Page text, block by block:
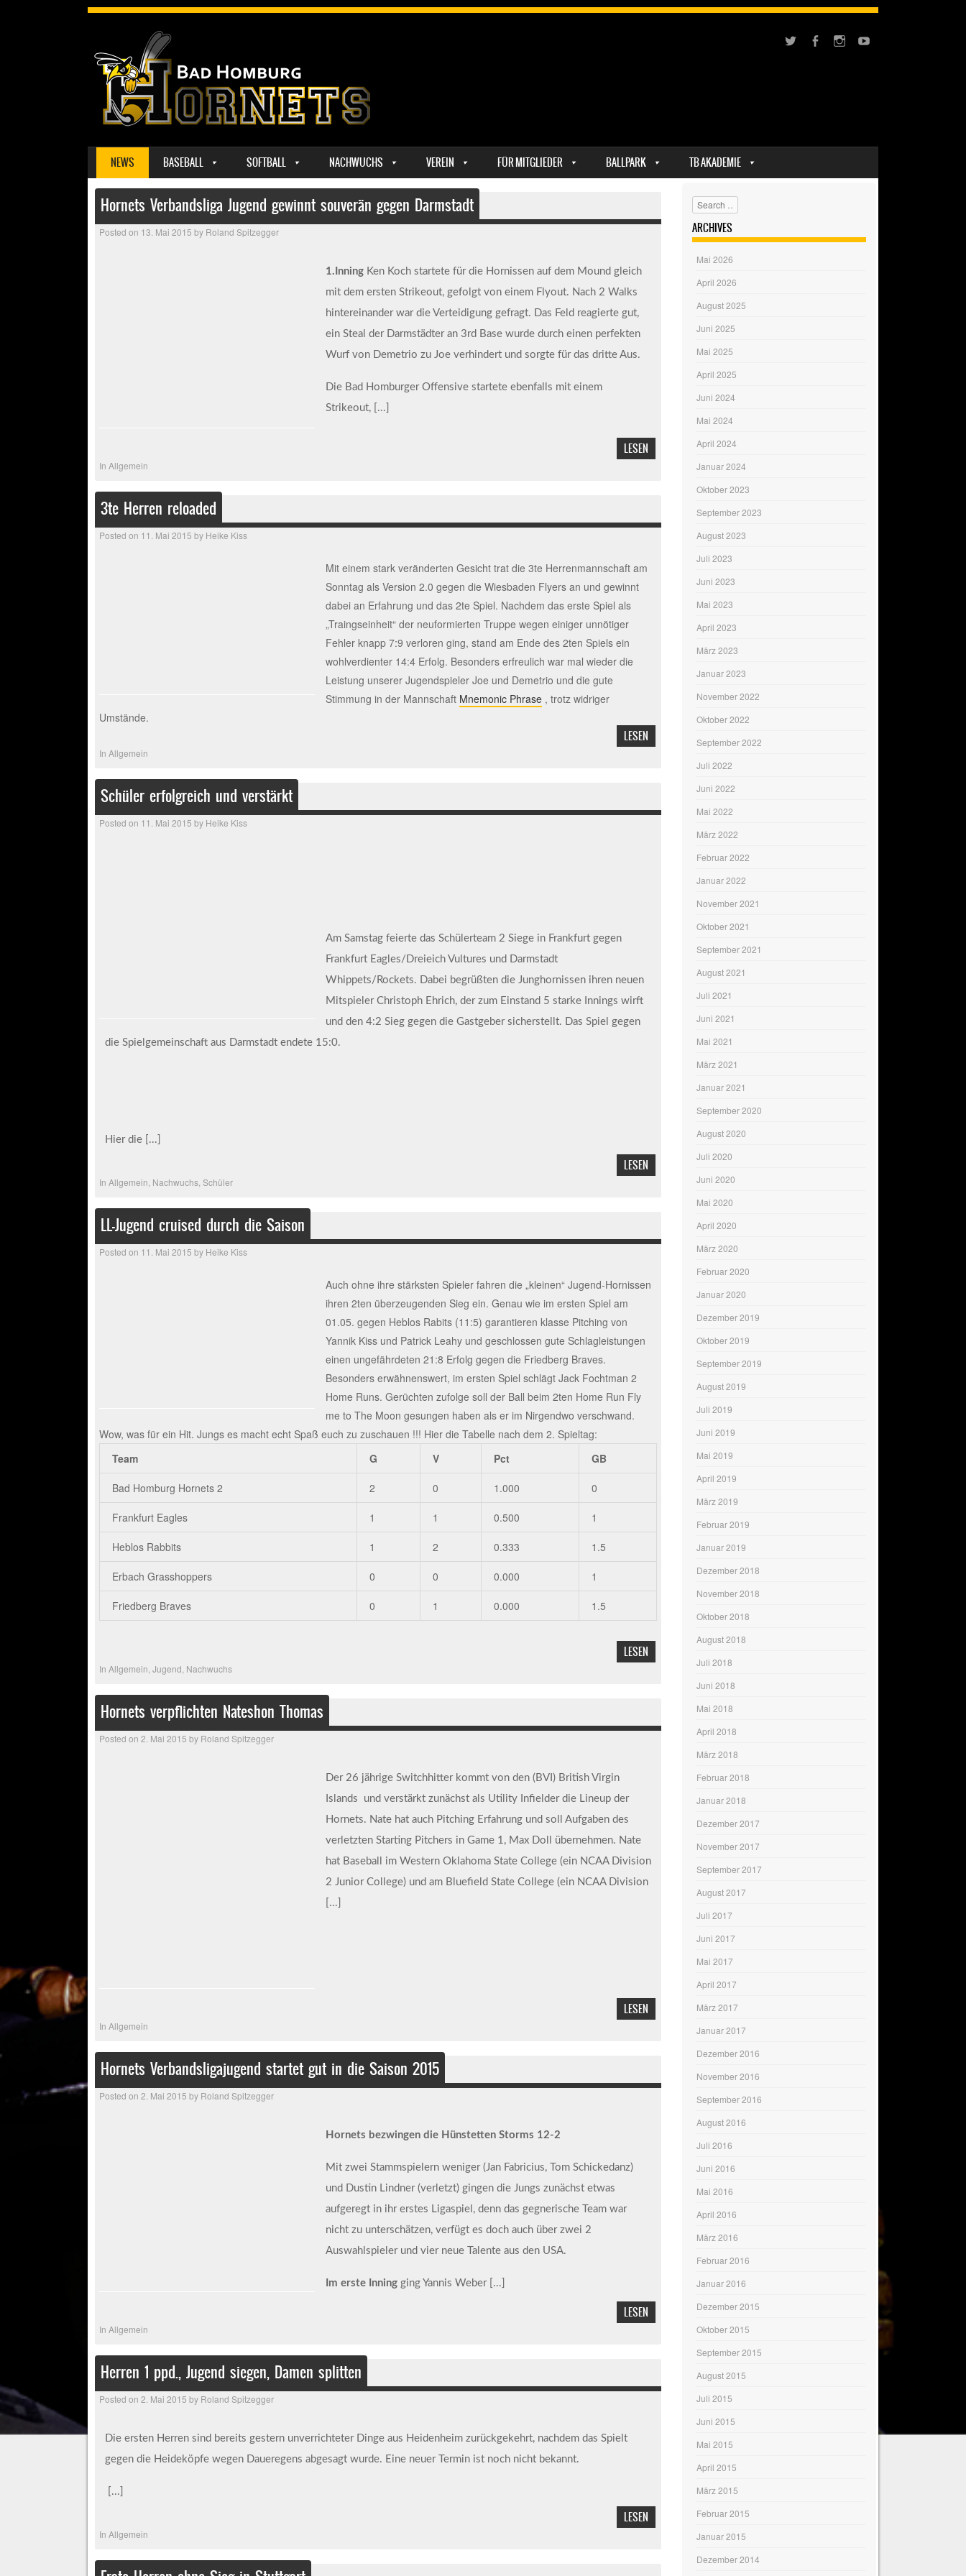
MENU
SKIP TO CONTENT
NEWS BASEBALL SOFTBALL NACHWUCHS VEREIN FÜR MITGLIEDER BALLPARK TB AKADEMIE
Hornets Verbandsliga Jugend gewinnt souverän gegen Darmstadt
Posted on 13. Mai 2015 by Roland Spitzegger
1.Inning Ken Koch startete für die Hornissen auf dem Mound gleich
mit dem ersten Strikeout, gefolgt von einem Flyout. Nach 2 Walks
hintereinander war die Verteidigung gefragt. Das Feld reagierte gut,
ein Steal der Darmstädter an 3rd Base wurde durch einen perfekten
Wurf von Demetrio zu Joe verhindert und sorgte für das dritte Aus.
Die Bad Homburger Offensive startete ebenfalls mit einem
Strikeout,
[...]
LESEN
In Allgemein
3te Herren reloaded
Posted on 11. Mai 2015 by Heike Kiss
Mit einem stark veränderten Gesicht trat die 3te Herrenmannschaft am
Sonntag als Version 2.0 gegen die Wiesbaden Flyers an und gewinnt
dabei an Erfahrung und das 2te Spiel. Nachdem das erste Spiel als
„Traingseinheit“ der neuformierten Truppe wegen einiger unnötiger
Fehler knapp 7:9 verloren ging, stand am Ende des 2ten Spiels ein
wohlverdienter 14:4 Erfolg. Besonders erfreulich war mal wieder die
Leistung unserer Jugendspieler Joe und Demetrio und die gute
Stimmung in der Mannschaft Mnemonic Phrase, trotz widriger
Umstände.
LESEN
In Allgemein
Schüler erfolgreich und verstärkt
Posted on 11. Mai 2015 by Heike Kiss
Am Samstag feierte das Schülerteam 2 Siege in Frankfurt gegen
Frankfurt Eagles/Dreieich Vultures und Darmstadt
Whippets/Rockets. Dabei begrüßten die Junghornissen ihren neuen
Mitspieler Christoph Ehrich, der zum Einstand 5 starke Innings wirft
und den 4:2 Sieg gegen die Gastgeber sicherstellt. Das Spiel gegen
die Spielgemeinschaft aus Darmstadt endete 15:0.
Hier die [...]
LESEN
In Allgemein Nachwuchs, Schüler
LL-Jugend cruised durch die Saison
Posted on 11. Mai 2015 by Heike Kiss
Auch ohne ihre stärksten Spieler fahren die „kleinen“ Jugend-Hornissen
ihren 2ten überzeugenden Sieg ein. Genau wie im ersten Spiel am
01.05. gegen Heblos Rabits (11:5) garantieren klasse Pitching von
Yannik Kiss und Patrick Leahy und geschlossen gute Schlagleistungen
einen ungefährdeten 21:8 Erfolg gegen die Friedberg Braves.
Besonders erwähnenswert, im ersten Spiel schlägt Jack Fochtman 2
Home Runs. Gerüchten zufolge soll der Ball beim 2ten Home Run Fly
me to The Moon gesungen haben als er im Nirgendwo verschwand.
Wow, was für ein Hit. Jungs es macht echt Spaß euch zu zuschauen !!! Hier die Tabelle nach dem 2. Spieltag:
Team
G V Pct GB
Bad Homburg Hornets 2 2 0 1.000 0
Frankfurt Eagles 1 1 0.500 1
Heblos Rabbits 1 2 0.333 1.5
Erbach Grasshoppers 0 0 0.000 1
Friedberg Braves 0 1 0.000 1.5
LESEN
In Allgemein Jugend Nachwuchs
Hornets verpflichten Nateshon Thomas
Posted on 2. Mai 2015 by Roland Spitzegger
Der 26 jährige Switchhitter kommt von den (BVI) British Virgin
Islands und verstärkt zunächst als Utility Infielder die Lineup der
Hornets. Nate hat auch Pitching Erfahrung und soll Aufgaben des
verletzten Starting Pitchers in Game 1, Max Doll übernehmen. Nate
hat Baseball im Western Oklahoma State College (ein NCAA Division
2 Junior College) und am Bluefield State College (ein NCAA Division
[...]
LESEN
In Allgemein
Hornets Verbandsligajugend startet gut in die Saison 2015
Posted on 2. Mai 2015 by Roland Spitzegger
Hornets bezwingen die Hünstetten Storms 12-2
Mit zwei Stammspielern weniger (Jan Fabricius, Tom Schickedanz)
und Dustin Lindner (verletzt) gingen die Jungs zunächst etwas
aufgeregt in ihr erstes Ligaspiel, denn das gegnerische Team war
nicht zu unterschätzen, verfügt es doch auch über zwei 2
Auswahlspieler und vier neue Talente aus den USA.
Im erste Inningging Yannis Weber [...]
LESEN
In Allgemein
Herren 1 ppd., Jugend siegen, Damen splitten
Posted on 2. Mai 2015 by Roland Spitzegger
Die ersten Herren sind bereits gestern unverrichteter Dinge aus Heidenheim zurückgekehrt, nachdem das Spielt
gegen die Heideköpfe wegen Daueregens abgesagt wurde. Eine neuer Termin ist noch nicht bekannt.
[...]
LESEN
In Allgemein
Search
ARCHIVES
Mai 2026
April 2026
August 2025
Juni 2025
Mai 2025
April 2025
Juni 2024
Mai 2024
April 2024
Januar 2024
Oktober 2023
September 2023
August 2023
Juli 2023
Juni 2023
Mai 2023
April 2023
März 2023
Januar 2023
November 2022
Oktober 2022
September 2022
Juli 2022
Juni 2022
Mai 2022
März 2022
Februar 2022
Januar 2022
November 2021
Oktober 2021
September 2021
August 2021
Juli 2021
Juni 2021
Mai 2021
März 2021
Januar 2021
September 2020
August 2020
Juli 2020
Juni 2020
Mai 2020
April 2020
März 2020
Februar 2020
Januar 2020
Dezember 2019
Oktober 2019
September 2019
August 2019
Juli 2019
Juni 2019
Mai 2019
April 2019
März 2019
Februar 2019
Januar 2019
Dezember 2018
November 2018
Oktober 2018
August 2018
Juli 2018
Juni 2018
Mai 2018
April 2018
März 2018
Februar 2018
Januar 2018
Dezember 2017
November 2017
September 2017
August 2017
Juli 2017
Juni 2017
Mai 2017
April 2017
März 2017
Januar 2017
Dezember 2016
November 2016
September 2016
August 2016
Juli 2016
Juni 2016
Mai 2016
April 2016
März 2016
Februar 2016
Januar 2016
Dezember 2015
Oktober 2015
September 2015
August 2015
Juli 2015
Juni 2015
Mai 2015
April 2015
März 2015
Februar 2015
Januar 2015
Dezember 2014